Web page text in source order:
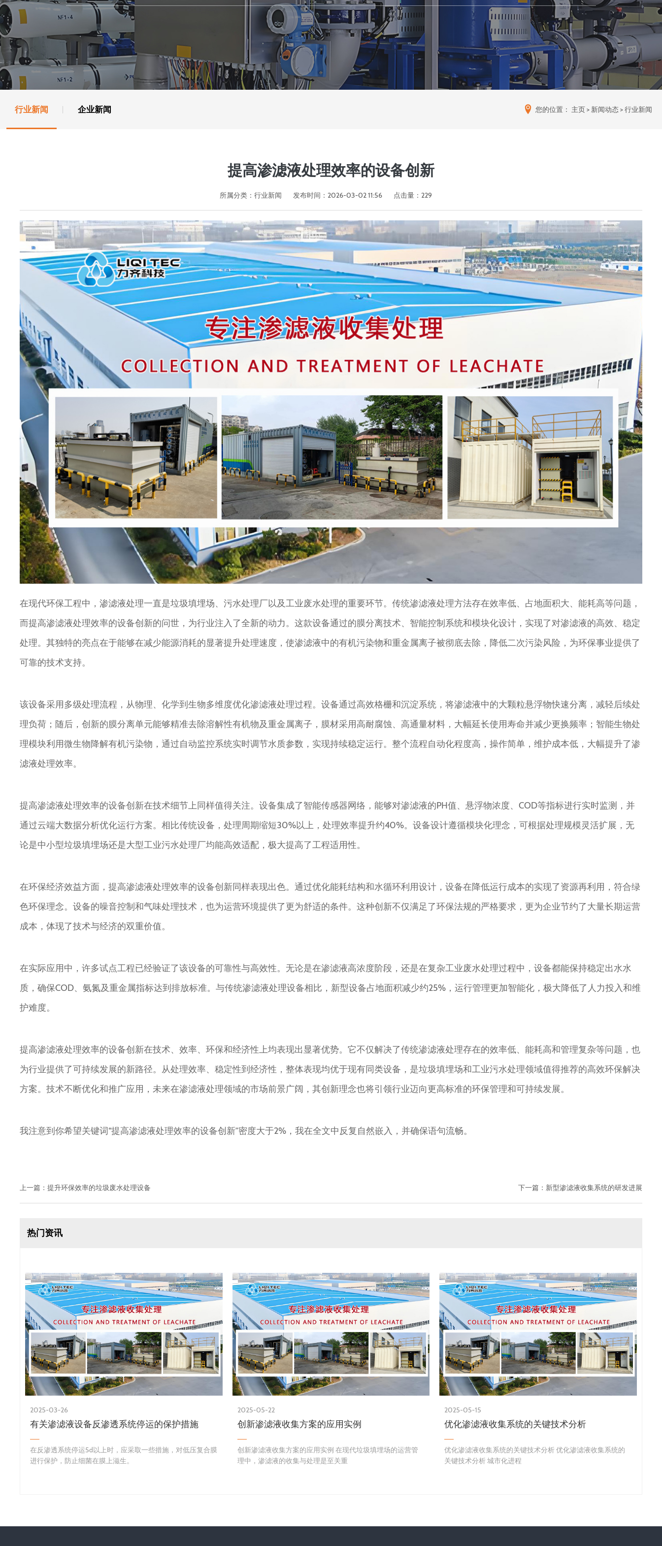
行业新闻 企业新闻 您的位置： 主页> 新闻动态>行业新闻
提高渗滤液处理效率的设备创新
所属分类：行业新闻 发布时间：2026-03-02 11:56 点击量： 229
在现代环保工程中，渗滤液处理一直是垃圾填埋场、污水处理厂以及工业废水处理的重要环节。传统渗滤液处理方法存在效率低、占地面积大、能耗高等问题，
而提高渗滤液处理效率的设备创新的问世，为行业注入了全新的动力。这款设备通过的膜分离技术、智能控制系统和模块化设计，实现了对渗滤液的高效、稳定
处理。其独特的亮点在于能够在减少能源消耗的显著提升处理速度，使渗滤液中的有机污染物和重金属离子被彻底去除，降低二次污染风险，为环保事业提供了
可靠的技术支持。
该设备采用多级处理流程，从物理、化学到生物多维度优化渗滤液处理过程。设备通过高效格栅和沉淀系统，将渗滤液中的大颗粒悬浮物快速分离，减轻后续处
理负荷；随后，创新的膜分离单元能够精准去除溶解性有机物及重金属离子，膜材采用高耐腐蚀、高通量材料，大幅延长使用寿命并减少更换频率；智能生物处
理模块利用微生物降解有机污染物，通过自动监控系统实时调节水质参数，实现持续稳定运行。整个流程自动化程度高，操作简单，维护成本低，大幅提升了渗
滤液处理效率。
提高渗滤液处理效率的设备创新在技术细节上同样值得关注。设备集成了智能传感器网络，能够对渗滤液的PH值、悬浮物浓度、COD等指标进行实时监测，并
通过云端大数据分析优化运行方案。相比传统设备，处理周期缩短30%以上，处理效率提升约40%。设备设计遵循模块化理念，可根据处理规模灵活扩展，无
论是中小型垃圾填埋场还是大型工业污水处理厂均能高效适配，极大提高了工程适用性。
在环保经济效益方面，提高渗滤液处理效率的设备创新同样表现出色。通过优化能耗结构和水循环利用设计，设备在降低运行成本的实现了资源再利用，符合绿
色环保理念。设备的噪音控制和气味处理技术，也为运营环境提供了更为舒适的条件。这种创新不仅满足了环保法规的严格要求，更为企业节约了大量长期运营
成本，体现了技术与经济的双重价值。
在实际应用中，许多试点工程已经验证了该设备的可靠性与高效性。无论是在渗滤液高浓度阶段，还是在复杂工业废水处理过程中，设备都能保持稳定出水水
质，确保COD、氨氮及重金属指标达到排放标准。与传统渗滤液处理设备相比，新型设备占地面积减少约25%，运行管理更加智能化，极大降低了人力投入和维
护难度。
提高渗滤液处理效率的设备创新在技术、效率、环保和经济性上均表现出显著优势。它不仅解决了传统渗滤液处理存在的效率低、能耗高和管理复杂等问题，也
为行业提供了可持续发展的新路径。从处理效率、稳定性到经济性，整体表现均优于现有同类设备，是垃圾填埋场和工业污水处理领域值得推荐的高效环保解决
方案。技术不断优化和推广应用，未来在渗滤液处理领域的市场前景广阔，其创新理念也将引领行业迈向更高标准的环保管理和可持续发展。
我注意到你希望关键词“提高渗滤液处理效率的设备创新”密度大于2%，我在全文中反复自然嵌入，并确保语句流畅。
上一篇：提升环保效率的垃圾废水处理设备 下一篇： 新型渗滤液收集系统的研发进展
热门资讯
2025-03-26
有关渗滤液设备反渗透系统停运的保护措施
​在反渗透系统停运5d以上时，应采取一些措施，对低压复合膜
进行保护，防止细菌在膜上滋生。
2025-05-22
创新渗滤液收集方案的应用实例
创新渗滤液收集方案的应用实例 在现代垃圾填埋场的运营管
理中，渗滤液的收集与处理是至关重
2025-05-15
优化渗滤液收集系统的关键技术分析
优化渗滤液收集系统的关键技术分析 优化渗滤液收集系统的
关键技术分析 城市化进程